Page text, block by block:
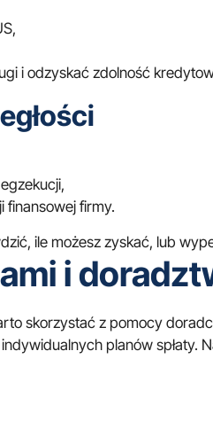
i odzyskać zdolność
finansowej firmy.
ile możesz zyskać, lub
i
skorzystać z pomocy
planów spłaty.